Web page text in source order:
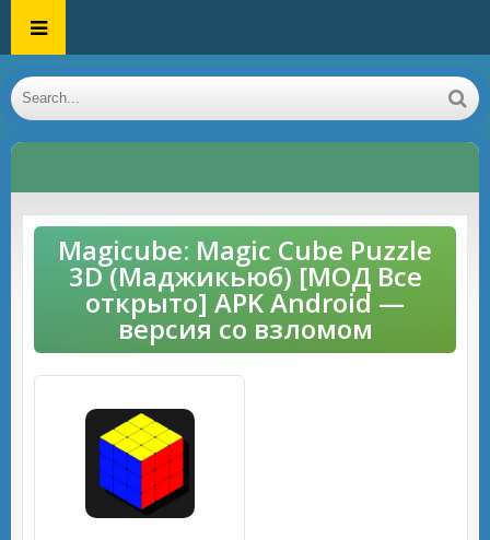
Magicube: Magic Cube Puzzle
3D (Маджикьюб) [МОД Все
открыто] APK Android —
версия со взломом